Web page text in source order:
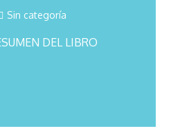
Sin categoría
DEL LIBRO